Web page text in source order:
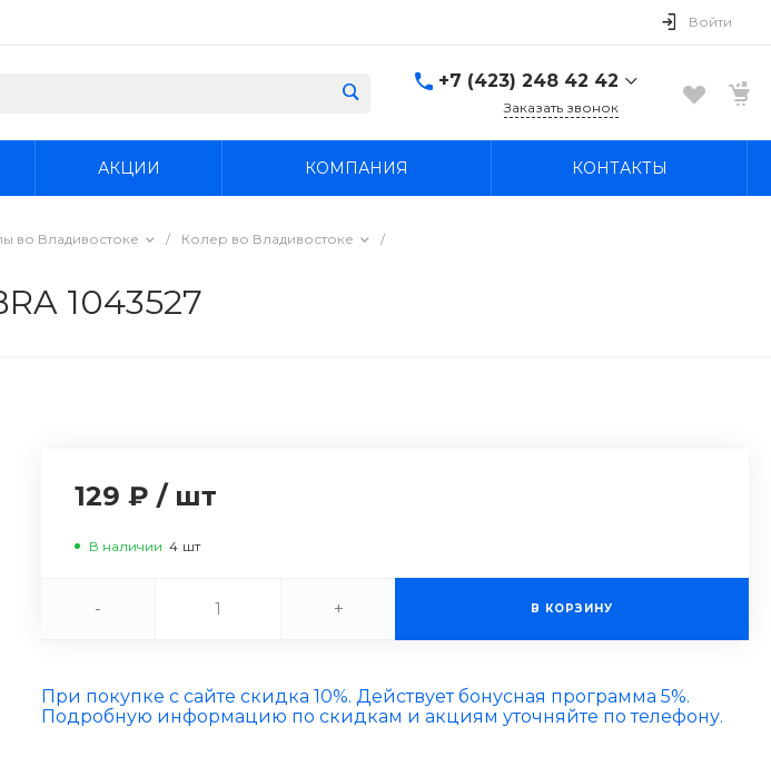
Войти
+7 (423) 248 42 42
Надеждинский район, п.
Заказать звонок
АКЦИИ КОМПАНИЯ КОНТАКТЫ
во Владивостоке / Колер во Владивостоке
/
1043527
129 ₽ / шт
В наличии 4 шт
- + В КОРЗИНУ
При покупке с сайте скидка 10%. Действует бонусная программа 5%.
Подробную информацию по скидкам и акциям уточняйте по телефону.